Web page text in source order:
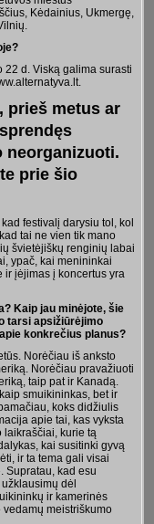
Kėdainius, Ukmergę,
d. Viską galima surasti
metus ar
neorganizuoti.
prie šio
festivalį darysiu tol, kol
tai ne vien tik mano
švietėjiškų renginių labai
ypač, kai menininkai
ir įėjimas į koncertus yra
Kaip jau minėjote, šie
tarsi apsižiūrėjimo
konkrečius planus?
Norėčiau iš anksto
Norėčiau pravažiuoti
taip pat ir Kanadą.
smuikininkas, bet ir
koks didžiulis
apie tai, kas vyksta
laikraščiai, kurie tą
kai susitinki gyvą
ir ta tema gali visai
Supratau, kad esu
dėl
ir kamerinės
meistriškumo